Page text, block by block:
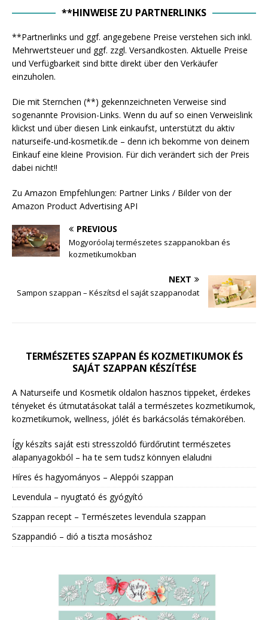
**HINWEISE ZU PARTNERLINKS
**Partnerlinks und ggf. angegebene Preise verstehen sich inkl.
Mehrwertsteuer und ggf. zzgl. Versandkosten. Aktuelle Preise
und Verfügbarkeit sind bitte direkt über den Verkäufer
einzuholen.
Die mit Sternchen (**) gekennzeichneten Verweise sind
sogenannte Provision-Links. Wenn du auf so einen Verweislink
klickst und über diesen Link einkaufst, unterstützt du aktiv
naturseife-und-kosmetik.de – denn ich bekomme von deinem
Einkauf eine kleine Provision. Für dich verändert sich der Preis
dabei nicht!!
Zu Amazon Empfehlungen: Partner Links / Bilder von der
Amazon Product Advertising API
PREVIOUS
Mogyoróolaj természetes szappanokban és
kozmetikumokban
NEXT
Sampon szappan – Készítsd el saját szappanodat
TERMÉSZETES SZAPPAN ÉS KOZMETIKUMOK ÉS
SAJÁT SZAPPAN KÉSZÍTÉSE
A Naturseife und Kosmetik oldalon hasznos tippeket, érdekes
tényeket és útmutatásokat talál a természetes kozmetikumok,
kozmetikumok, wellness, jólét és barkácsolás témakörében.
Így készíts saját esti stresszoldó fürdőrutint természetes
alapanyagokból – ha te sem tudsz könnyen elaludni
Híres és hagyományos – Aleppói szappan
Levendula – nyugtató és gyógyító
Szappan recept – Természetes levendula szappan
Szappandió – dió a tiszta mosáshoz